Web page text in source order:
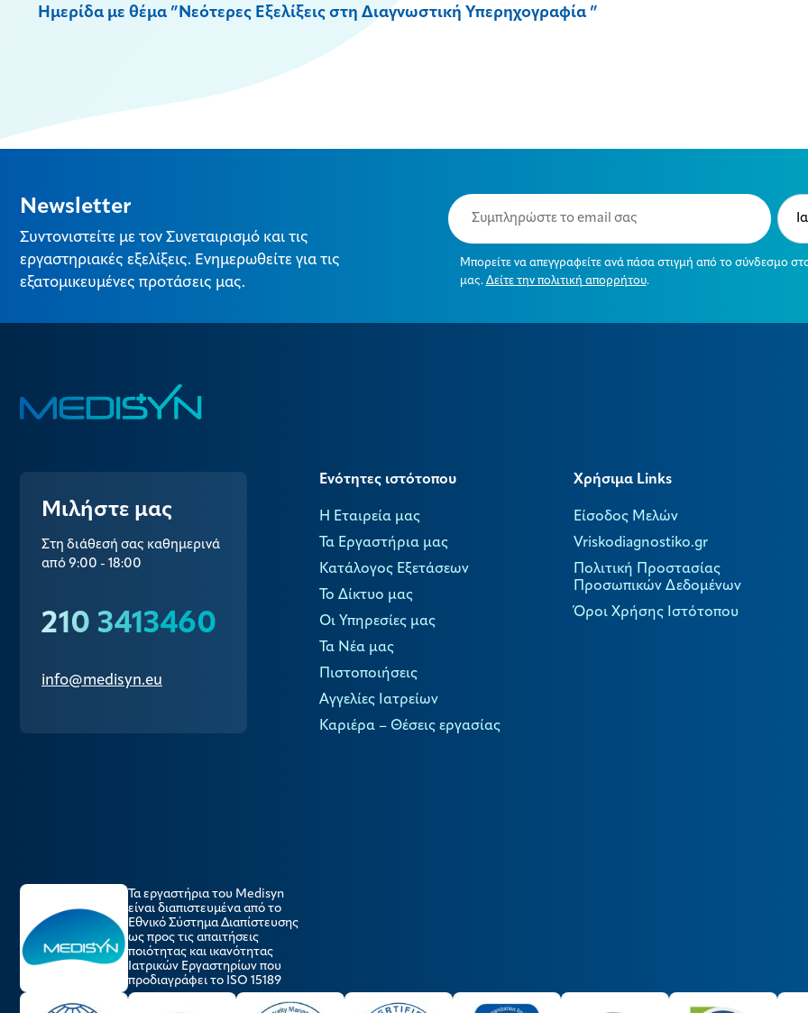
Ημερίδα με θέμα ”Νεότερες Εξελίξεις στη Διαγνωστική Υπερηχογραφία ”
Newsletter
Συντονιστείτε με τον Συνεταιρισμό και τις
εργαστηριακές εξελίξεις. Ενημερωθείτε για τις
εξατομικευμένες προτάσεις μας.
Email
(Required)
Μπορείτε να απεγγραφείτε ανά πάσα στιγμή από το σύνδεσμο
μας. Δείτε την πολιτική απορρήτου.
Μιλήστε μας
Στη διάθεσή σας καθημερινά
από 9:00 - 18:00
210 3413460
info@medisyn.eu
Ενότητες ιστότοπου
Η Εταιρεία μας
Τα Εργαστήρια μας
Κατάλογος Εξετάσεων
Το Δίκτυο μας
Οι Υπηρεσίες μας
Τα Νέα μας
Πιστοποιήσεις
Αγγελίες Ιατρείων
Καριέρα – Θέσεις εργασίας
Χρήσιμα Links
Είσοδος Μελών
Vriskodiagnostiko.gr
Πολιτική Προστασίας
Προσωπικών Δεδομένων
Όροι Χρήσης Ιστότοπου
Τα εργαστήρια του Medisyn
είναι διαπιστευμένα από το
Εθνικό Σύστημα Διαπίστευσης
ως προς τις απαιτήσεις
ποιότητας και ικανότητας
Ιατρικών Εργαστηρίων που
προδιαγράφει το ISO 15189